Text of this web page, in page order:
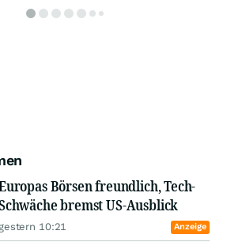
Börsen freundlich, Tech-
bremst US-Ausblick
10:21 Anzeige